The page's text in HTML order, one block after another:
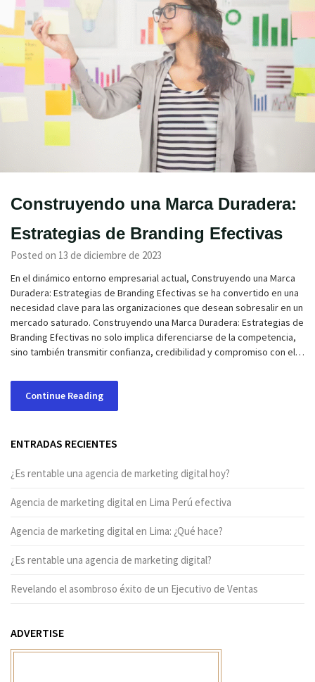
Construyendo una Marca Duradera:
Estrategias de Branding Efectivas
Posted on 13 de diciembre de 2023
En el dinámico entorno empresarial actual, Construyendo una Marca
Duradera: Estrategias de Branding Efectivas se ha convertido en una
necesidad clave para las organizaciones que desean sobresalir en un
mercado saturado. Construyendo una Marca Duradera: Estrategias de
Branding Efectivas no solo implica diferenciarse de la competencia,
sino también transmitir confianza, credibilidad y compromiso con el…
Continue Reading
ENTRADAS RECIENTES
¿Es rentable una agencia de marketing digital hoy?
Agencia de marketing digital en Lima Perú efectiva
Agencia de marketing digital en Lima: ¿Qué hace?
¿Es rentable una agencia de marketing digital?
Revelando el asombroso éxito de un Ejecutivo de Ventas
ADVERTISE